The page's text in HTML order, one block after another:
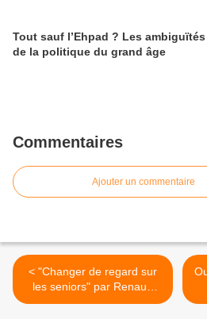
Tout sauf l’Ehpad ? Les ambiguïtés
de la politique du grand âge
Commentaires
Ajouter un commentaire
< "Changer de regard sur
les seniors" par Renaud
George